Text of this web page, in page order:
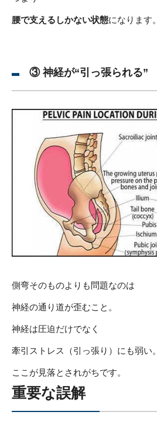
腰で支えるしかない状態になります。
③ 神経が“引っ張られる”
側弯そのものよりも問題なのは
神経の通り道が歪むこと。
神経は圧迫だけでなく
牽引ストレス（引っ張り）にも弱い。
ここが見落とされがちです。
重要な誤解